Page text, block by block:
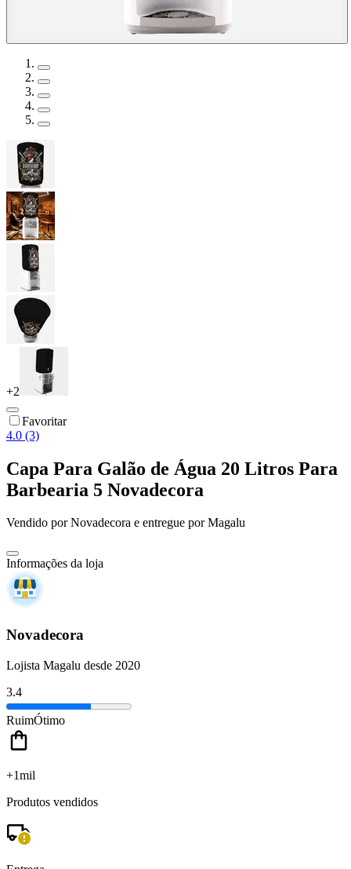
+2
Favoritar
4.0 (3)
Capa Para Galão de Água 20 Litros Para
Barbearia 5 Novadecora
Vendido porNovadecora e entregue por Magalu
Informações da loja
Novadecora
Lojista Magalu desde 2020
3.4
RuimÓtimo
+1mil
Produtos vendidos